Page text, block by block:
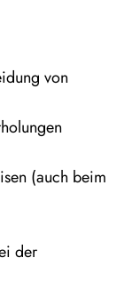
von
(auch beim
der